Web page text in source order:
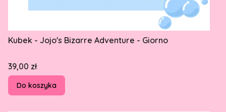
Kubek - Jojo's Bizarre Adventure - Giorno
Cena
39,00 zł
Do koszyka